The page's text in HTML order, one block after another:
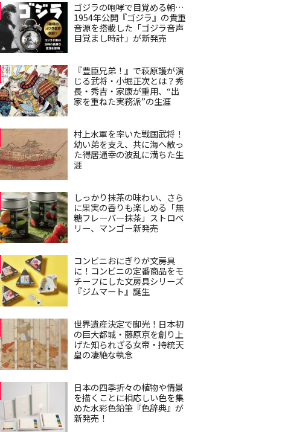
ゴジラの咆哮で目覚める朝…
1954年公開『ゴジラ』の貴重
音源を搭載した「ゴジラ音声
目覚まし時計」が新発売
『豊臣兄弟！』で萩原護が演
じる武将・小堀正次とは？秀
長・秀吉・家康が重用、“出
家を重ねた実務派”の生涯
村上水軍を率いた戦国武将！
幼い弟を支え、共に海へ散っ
た得居通幸の波乱に満ちた生
涯
しっかり抹茶の味わい、さら
に果実の香りも楽しめる「無
糖フレーバー抹茶」ストロベ
リー、マンゴー新発売
コンビニおにぎりが文房具
に！コンビニの定番商品をモ
チーフにした文房具シリーズ
『ジムマート』誕生
世界遺産決定で脚光！日本初
の巨大都城・藤原京を創り上
げた知られざる女帝・持統天
皇の凄絶な執念
日本の四季折々の植物や情景
を描くことに相応しい色を集
めた水彩色鉛筆『色辞典』が
新発売！